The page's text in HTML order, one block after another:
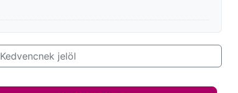
Kedvencnek jelöl